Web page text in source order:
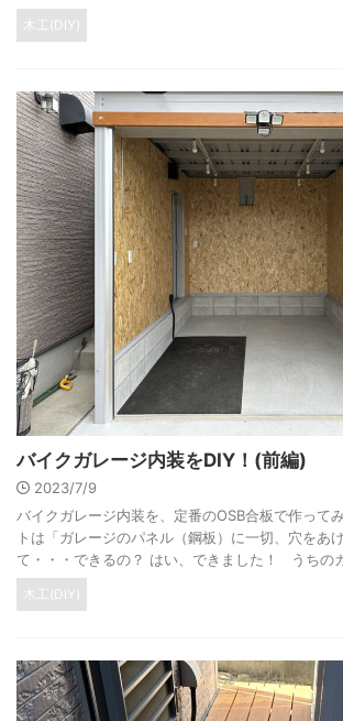
木工(DIY)
バイクガレージ内装をDIY！(前編)
2023/7/9
バイクガレージ内装を、定番のOSB合板で作って
トは「ガレージのパネル（鋼板）に一切、穴をあ
て・・・できるの？ はい、できました！ うちの
木工(DIY)